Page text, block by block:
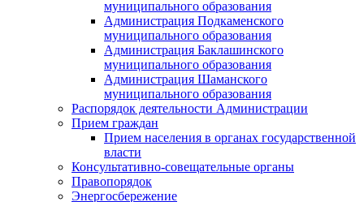
муниципального образования
Администрация Подкаменского
муниципального образования
Администрация Баклашинского
муниципального образования
Администрация Шаманского
муниципального образования
Распорядок деятельности Администрации
Прием граждан
Прием населения в органах государственной
власти
Консультативно-совещательные органы
Правопорядок
Энергосбережение